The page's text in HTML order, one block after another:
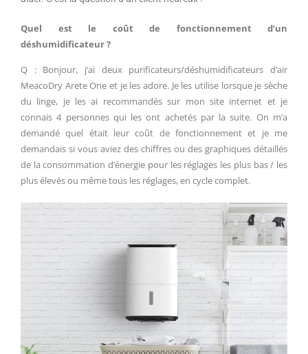
Quel est le coût de fonctionnement d’un
déshumidificateur ?
Q : Bonjour, j’ai deux purificateurs/déshumidificateurs d’air
MeacoDry Arete One et je les adore. Je les utilise lorsque je sèche
du linge, je les ai recommandés sur mon site internet et je
connais 4 personnes qui les ont achetés par la suite. On m’a
demandé quel était leur coût de fonctionnement et je me
demandais si vous aviez des chiffres ou des graphiques détaillés
de la consommation d’énergie pour les réglages les plus bas / les
plus élevés ou même tous les réglages, en cycle complet.